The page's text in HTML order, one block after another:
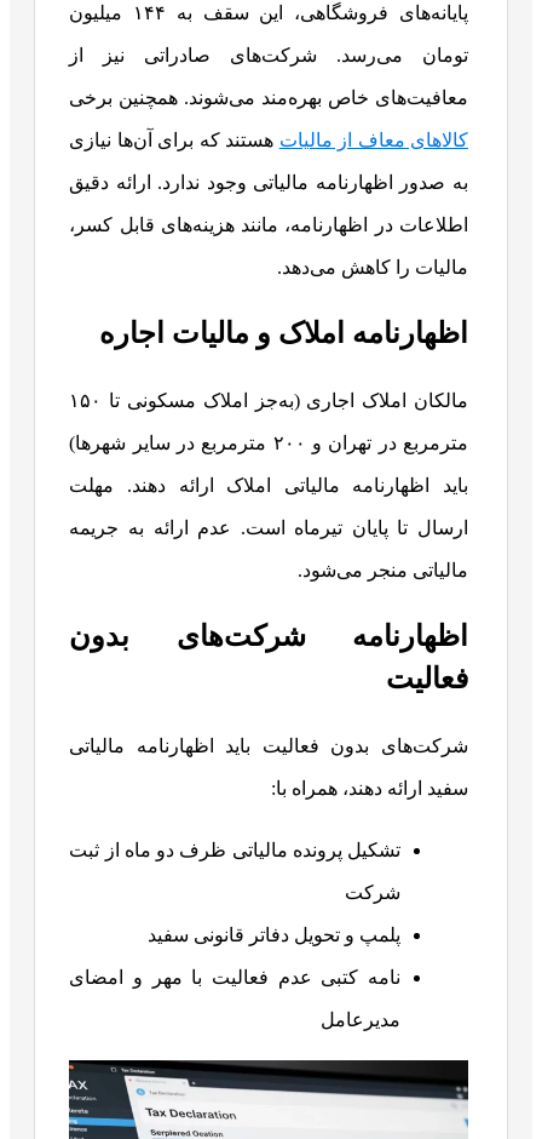
پایانه‌های فروشگاهی، این سقف به ۱۴۴ میلیون
تومان می‌رسد. شرکت‌های صادراتی نیز از
معافیت‌های خاص بهره‌مند می‌شوند. همچنین برخی
کالاهای معاف از مالیات هستند که برای آن‌ها نیازی
به صدور اظهارنامه مالیاتی وجود ندارد. ارائه دقیق
اطلاعات در اظهارنامه، مانند هزینه‌های قابل کسر،
مالیات را کاهش می‌دهد.
اظهارنامه املاک و مالیات اجاره
مالکان املاک اجاری (به‌جز املاک مسکونی تا ۱۵۰
مترمربع در تهران و ۲۰۰ مترمربع در سایر شهرها)
باید اظهارنامه مالیاتی املاک ارائه دهند. مهلت
ارسال تا پایان تیرماه است. عدم ارائه به جریمه
مالیاتی منجر می‌شود.
اظهارنامه شرکت‌های بدون
فعالیت
شرکت‌های بدون فعالیت باید اظهارنامه مالیاتی
سفید ارائه دهند، همراه با:
تشکیل پرونده مالیاتی ظرف دو ماه از ثبت
شرکت
پلمپ و تحویل دفاتر قانونی سفید
نامه کتبی عدم فعالیت با مهر و امضای
مدیرعامل